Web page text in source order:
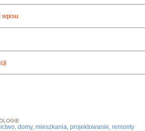
wpisu
, domy, mieszkania, projektowanie, remonty